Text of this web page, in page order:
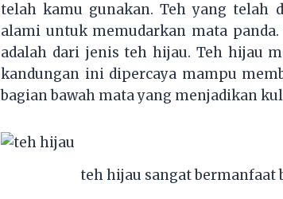
telah kamu gunakan. Teh yang telah
alami untuk memudarkan mata
adalah dari jenis teh hijau. Teh hijau
kandungan ini dipercaya mampu
bagian bawah mata yang menjadikan
teh hijau sangat bermanfaat